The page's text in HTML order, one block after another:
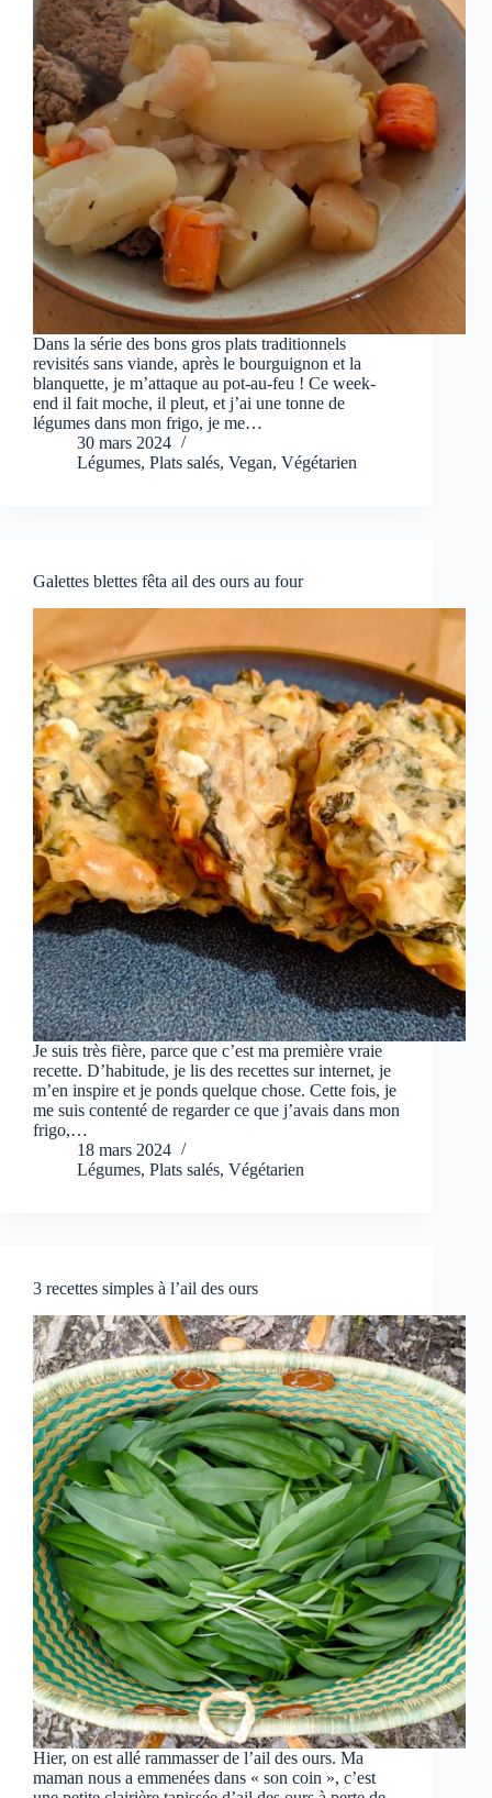
Dans la série des bons gros plats traditionnels
revisités sans viande, après le bourguignon et la
blanquette, je m’attaque au pot-au-feu ! Ce week-
end il fait moche, il pleut, et j’ai une tonne de
légumes dans mon frigo, je me…
30 mars 2024
Légumes, Plats salés, Vegan, Végétarien
Galettes blettes fêta ail des ours au four
Je suis très fière, parce que c’est ma première vraie
recette. D’habitude, je lis des recettes sur internet, je
m’en inspire et je ponds quelque chose. Cette fois, je
me suis contenté de regarder ce que j’avais dans mon
frigo,…
18 mars 2024
Légumes, Plats salés, Végétarien
3 recettes simples à l’ail des ours
Hier, on est allé rammasser de l’ail des ours. Ma
maman nous a emmenées dans « son coin », c’est